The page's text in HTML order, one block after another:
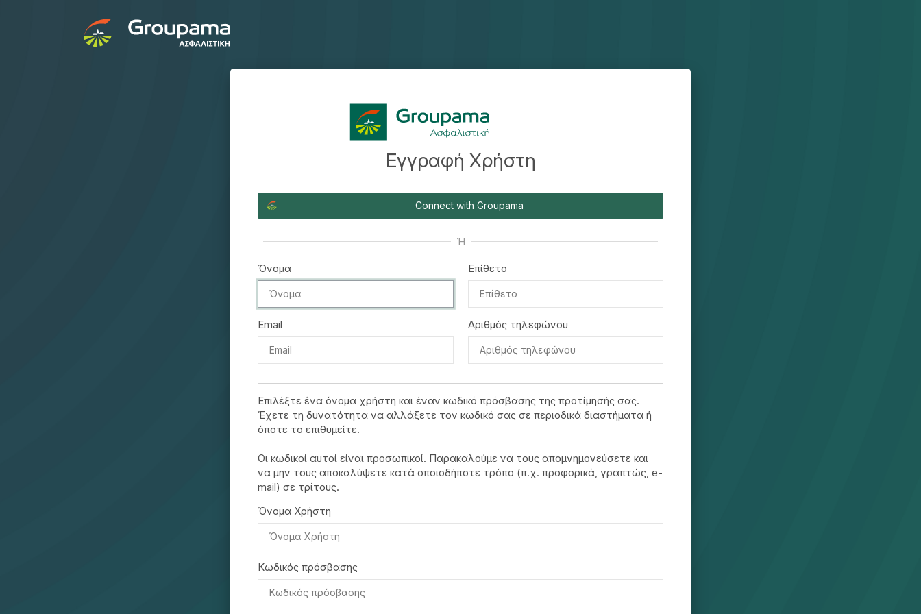
Εγγραφή Χρήστη
Connect with Groupama
Ή
Όνομα Επίθετο
Email Αριθμός τηλεφώνου
Επιλέξτε ένα όνομα χρήστη και έναν κωδικό πρόσβασης της προτίμησής σας.
Έχετε τη δυνατότητα να αλλάξετε τον κωδικό σας σε περιοδικά διαστήματα ή
όποτε το επιθυμείτε.
Οι κωδικοί αυτοί είναι προσωπικοί. Παρακαλούμε να τους απομνημονεύσετε και
να μην τους αποκαλύψετε κατά οποιοδήποτε τρόπο (π.χ. προφορικά, γραπτώς, e-
mail) σε τρίτους.
Όνομα Χρήστη
Κωδικός πρόσβασης